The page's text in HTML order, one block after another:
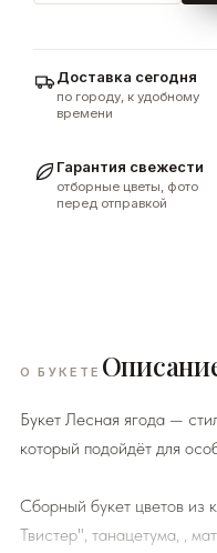
Доставка сегодня
по городу, к удобному
времени
Гарантия свежести
отборные цветы, фото
перед отправкой
О БУКЕТЕ
Букет Лесная ягода —
который подойдёт для
Сборный букет цветов из
Твистер", танацетума, ,